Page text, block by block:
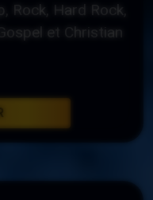
Rock, Hard Rock,
et Christian